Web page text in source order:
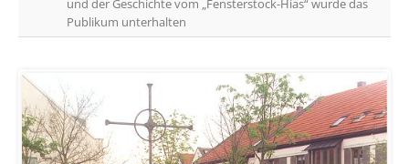
und der Geschichte vom „Fensterstock-Hias“ wurde das
Publikum unterhalten